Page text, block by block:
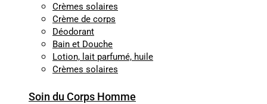
Crèmes solaires
Crème de corps
Déodorant
Bain et Douche
Lotion, lait parfumé, huile
Crèmes solaires
Soin du Corps Homme